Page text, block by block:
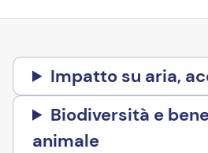
Impatto su aria,
Biodiversità e
animale